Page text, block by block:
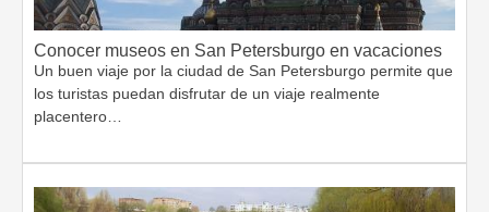
Conocer museos en San Petersburgo en vacaciones
Un buen viaje por la ciudad de San Petersburgo permite que
los turistas puedan disfrutar de un viaje realmente
placentero…